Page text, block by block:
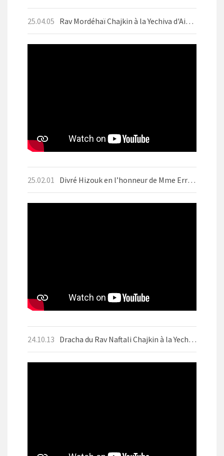
25.04.05 Rav Mordéhaï Chajkin à la Yechiva d'Aix-les-Bains en avril 2025 avant Pessah
25.02.01 Divré Hizouk en l’honneur de Mme Errera ז״ל Motsaei Chabbat BO 1er Fevrier 2025
24.10.13 Dracha du Rav Naftali Chajkin à la Yechiva d'Aix-les-Bains le mercredi 9 octobre 2024